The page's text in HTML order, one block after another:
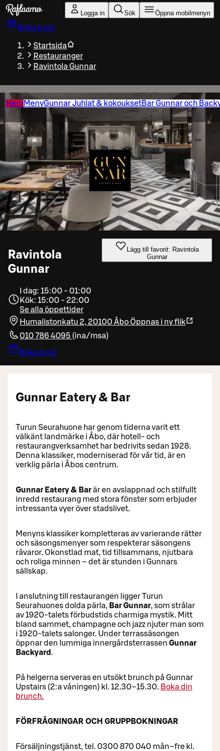
Gå till huvudinnehållet
Logga in Sök Öppna mobilmenyn
Boka bord
Startsida
Restauranger
Ravintola Gunnar
Hem MenyGunnar Juhlat & kokouksetBar Gunnar och
Ravintola
Gunnar
Lägg till favorit: Ravintola
Gunnar
I dag: 15:00 - 01:00
Kök: 15:00 - 22:00
Se alla öppettider
Humalistonkatu 2, 20100 ÅboÖppnas i ny flik
010 786 4095 (ina/msa)
Boka bord
Gunnar Eatery & Bar
Turun Seurahuone har genom tiderna varit ett
välkänt landmärke i Åbo, där hotell- och
restaurangverksamhet har bedrivits sedan 1928.
Denna klassiker, moderniserad för vår tid, är en
verklig pärla i Åbos centrum.
Gunnar Eatery & Barär en avslappnad och stilfullt
inredd restaurang med stora fönster som erbjuder
intressanta vyer över stadslivet.
Menyns klassiker kompletteras av varierande rätter
och säsongsmenyer som respekterar säsongens
råvaror. Okonstlad mat, tid tillsammans, njutbara
och roliga minnen – det är stunden i Gunnars
sällskap.
I anslutning till restaurangen ligger Turun
Seurahuones dolda pärla, Bar Gunnar, som strålar
av 1920‑talets förbudstids charmiga mystik. Mitt
bland sammet, champagne och jazz njuter man som
i 1920‑talets salonger. Under terrassäsongen
öppnar den lummiga innergårdsterrassen Gunnar
Backyard .
På helgerna serveras en utsökt brunch på Gunnar
Upstairs (2:a våningen) kl. 12.30–15.30. Boka din
brunch.
FÖRFRÅGNINGAR OCH GRUPPBOKNINGAR
Försäljningstjänst, tel. 0300 870 040 mån–fre kl.